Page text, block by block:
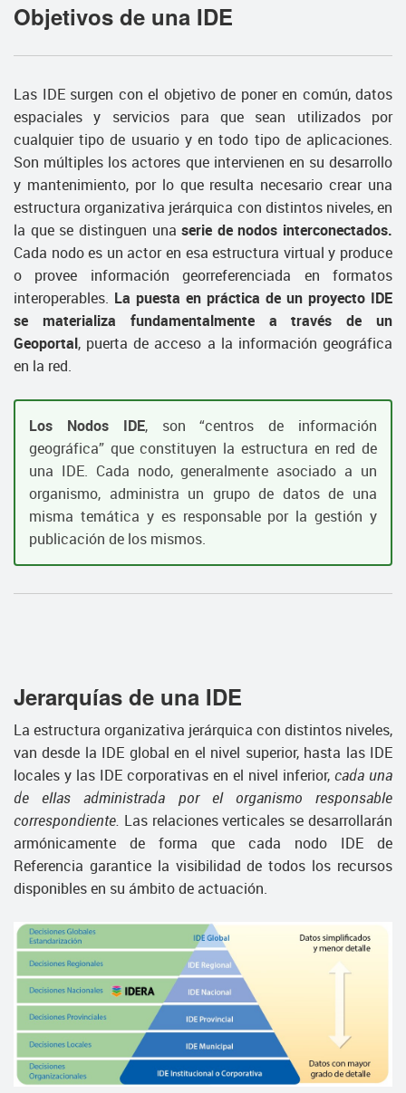
Objetivos de una IDE
Las IDE surgen con el objetivo de poner en común, datos
espaciales y servicios para que sean utilizados por
cualquier tipo de usuario y en todo tipo de aplicaciones.
Son múltiples los actores que intervienen en su desarrollo
y mantenimiento, por lo que resulta necesario crear una
estructura organizativa jerárquica con distintos niveles, en
la que se distinguen unaserie de nodos interconectados.
Cada nodo es un actor en esa estructura virtual y produce
o provee información georreferenciada en formatos
interoperables. La puesta en práctica de un proyecto IDE
se materializa fundamentalmente a través de un
Geoportal, puerta de acceso a la información geográfica
en la red.
Los Nodos IDE, son “centros de información
geográfica” que constituyen la estructura en red de
una IDE. Cada nodo, generalmente asociado a un
organismo, administra un grupo de datos de una
misma temática y es responsable por la gestión y
publicación de los mismos.
Jerarquías de una IDE
La estructura organizativa jerárquica con distintos niveles,
van desde la IDE global en el nivel superior, hasta las IDE
locales y las IDE corporativas en el nivel inferior, cada una
de ellas administrada por el organismo responsable
correspondiente. Las relaciones verticales se desarrollarán
armónicamente de forma que cada nodo IDE de
Referencia garantice la visibilidad de todos los recursos
disponibles en su ámbito de actuación.